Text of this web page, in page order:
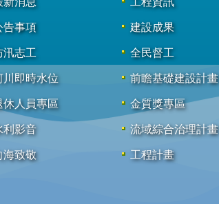
告事項
汛志工
川即時水位
休人員專區
利影音
海致敬
建設成果
全民督工
前瞻基礎建設計畫
金質獎專區
流域綜合治理計畫
工程計畫